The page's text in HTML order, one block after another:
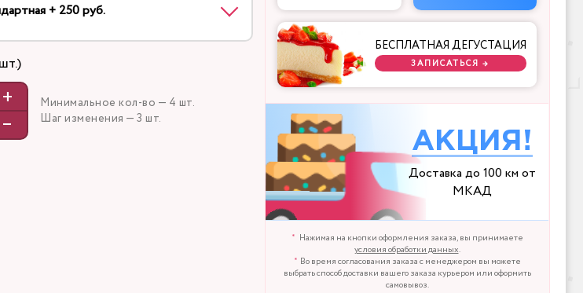
+ 250 руб.
+
–
Минимальное кол-во — 4 шт.
Шаг изменения — 3 шт.
БЕСПЛАТНАЯ ДЕГУСТАЦИЯ
ЗАПИСАТЬСЯ →
АКЦИЯ!
Доставка до 100 км от
МКАД
Нажимая на кнопки оформления заказа, вы принимаете
условия обработки данных.
Во время согласования заказа с менеджером вы можете
выбрать способ доставки вашего заказа курьером или оформить
самовывоз.